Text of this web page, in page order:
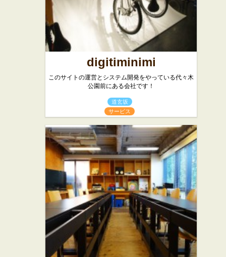
digitiminimi
このサイトの運営とシステム開発をやっている代々木
公園前にある会社です！
道玄坂
サービス